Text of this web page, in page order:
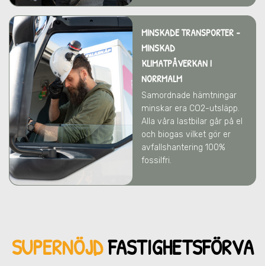
MINSKADE TRANSPORTER -
MINSKAD
KLIMATPÅVERKANI
NORRMALM
Samordnade hämtningar
minskar era CO2-utsläpp.
Alla våra lastbilar går på el
och biogas vilket gör er
avfallshantering 100%
fossilfri.
SUPERNÖJDFASTIGHETSFÖRVA